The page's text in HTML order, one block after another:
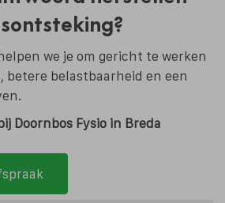
we je om gericht te werken
betere belastbaarheid en een
Doornbos Fysio in Breda